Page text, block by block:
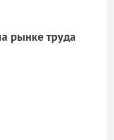
рынке труда